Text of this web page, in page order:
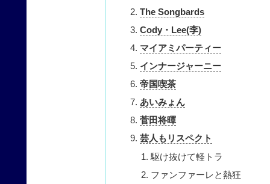
The Songbards
Cody・Lee(李)
マイアミパーティー
インナージャーニー
帝国喫茶
あいみょん
菅田将暉
芸人もリスペクト
駆け抜けて軽トラ
ファンファーレと熱狂